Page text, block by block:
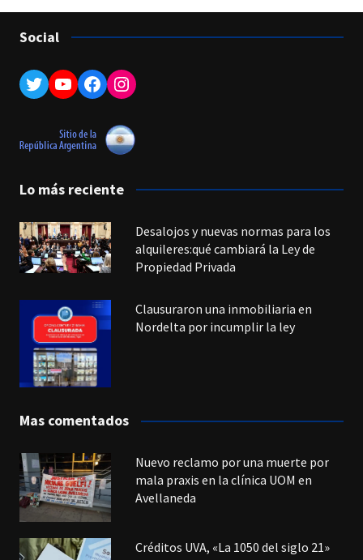
Social
Twitter
YouTube
Facebook
Instagram
Lo más reciente
Desalojos y nuevas normas para los
alquileres:qué cambiará la Ley de
Propiedad Privada
Clausuraron una inmobiliaria en
Nordelta por incumplir la ley
Mas comentados
Nuevo reclamo por una muerte por
mala praxis en la clínica UOM en
Avellaneda
Créditos UVA, «La 1050 del siglo 21»